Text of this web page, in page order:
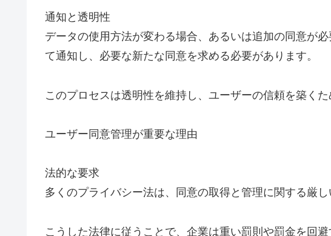
通知と透明性
データの使用方法が変わる場合、あるいは追加の同意が
て通知し、必要な新たな同意を求める必要があります。
このプロセスは透明性を維持し、ユーザーの信頼を築くた
ユーザー同意管理が重要な理由
法的な要求
多くのプライバシー法は、同意の取得と管理に関する厳し
こうした法律に従うことで、企業は重い罰則や罰金を回避